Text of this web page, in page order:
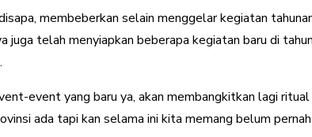
membeberkan selain menggelar kegiatan
juga telah menyiapkan beberapa kegiatan baru di
event yang baru ya, akan membangkitkan lagi
ada tapi kan selama ini kita memang belum